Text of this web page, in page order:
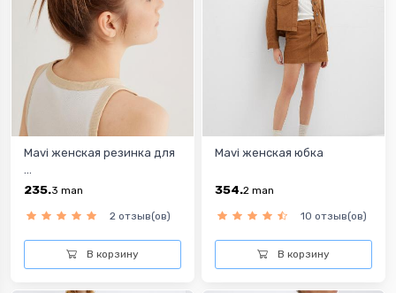
Mavi женская резинка для
...
235.3 man
2 отзыв(ов)
В корзину
Mavi женская юбка
354.2 man
10 отзыв(ов)
В корзину